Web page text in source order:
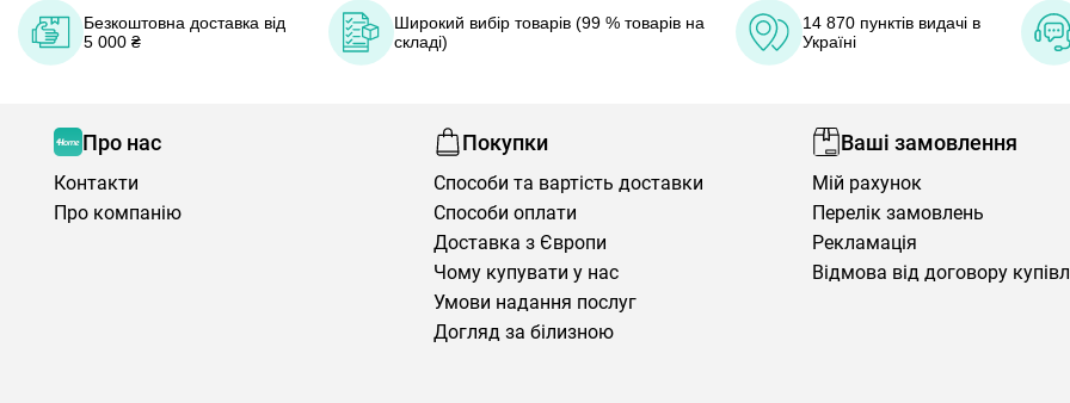
Безкоштовна доставка від
5 000 ₴
Широкий вибір товарів (99 % товарів на
складі)
14 870 пунктів видачі в
Україні
Про нас
Контакти
Про компанію
Покупки
Способи та вартість доставки
Способи оплати
Доставка з Європи
Чому купувати у нас
Умови надання послуг
Догляд за білизною
Ваші замовлення
Мій рахунок
Перелік замовлень
Рекламація
Відмова від договору